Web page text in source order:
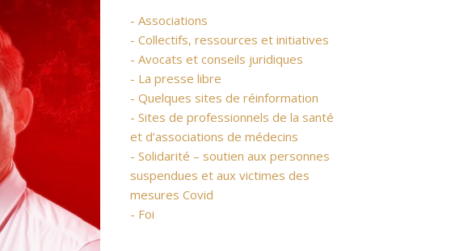
- Associations
- Collectifs, ressources et initiatives
- Avocats et conseils juridiques
- La presse libre
- Quelques sites de réinformation
- Sites de professionnels de la santé
et d’associations de médecins
- Solidarité – soutien aux personnes
suspendues et aux victimes des
mesures Covid
- Foi